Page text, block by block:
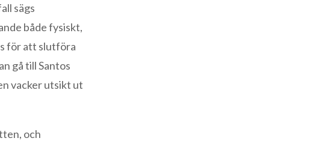
sägs
både fysiskt,
för att slutföra
gå till Santos
vacker utsikt ut
och